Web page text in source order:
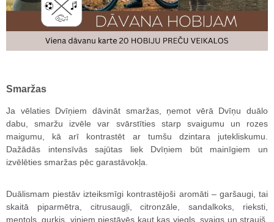
Smaržas
Ja vēlaties Dvīņiem dāvināt smaržas, ņemot vērā Dvīņu duālo
dabu, smaržu izvēle var svārstīties starp svaigumu un rozes
maigumu, kā arī kontrastēt ar tumšu dzintara jutekliskumu.
Dažādās intensīvās sajūtas liek Dvīņiem būt mainīgiem un
izvēlēties smaržas pēc garastāvokļa.
Duālismam piestāv izteiksmīgi kontrastējoši aromāti – garšaugi, tai
skaitā piparmētra, citrusaugļi, citronzāle, sandalkoks, rieksti,
mentols, gurķis, viņiem piestāvēs kaut kas viegls, svaigs un straujš.